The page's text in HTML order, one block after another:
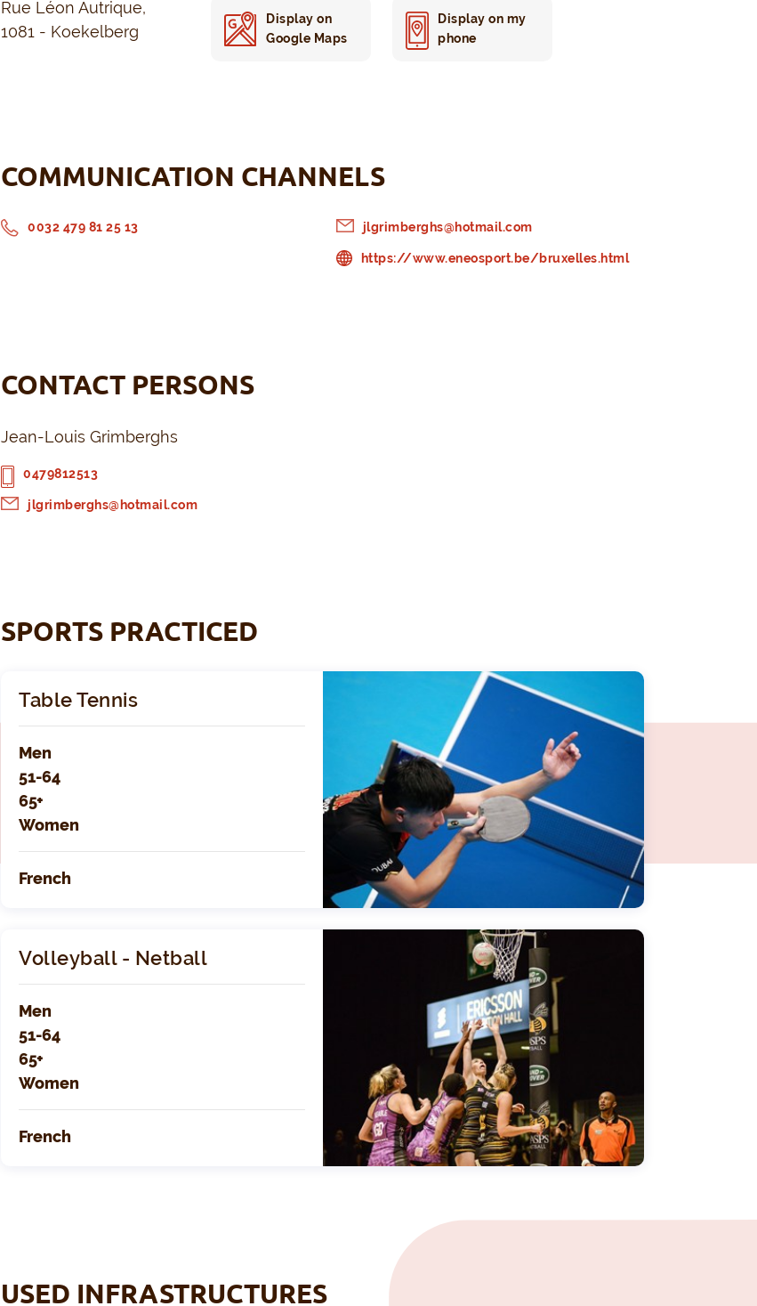
Rue Léon Autrique,
1081 - Koekelberg
Display on
Google Maps
Display on my
phone
COMMUNICATION CHANNELS
0032 479 81 25 13 jlgrimberghs@hotmail.com
https://www.eneosport.be/bruxelles.html
CONTACT PERSONS
Jean-Louis Grimberghs
0479812513
jlgrimberghs@hotmail.com
SPORTS PRACTICED
Table Tennis
Men
51-64
65+
Women
French
Volleyball - Netball
Men
51-64
65+
Women
French
USED INFRASTRUCTURES